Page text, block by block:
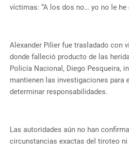
víctimas: “A los dos no… yo no le he
Alexander Pilier fue trasladado con
donde falleció producto de las
Policía Nacional, Diego Pesqueira,
mantienen las investigaciones para
determinar responsabilidades.
Las autoridades aún no han
circunstancias exactas del tiroteo ni